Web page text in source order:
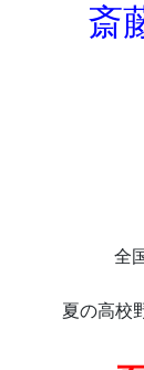
斎
全
夏の高校